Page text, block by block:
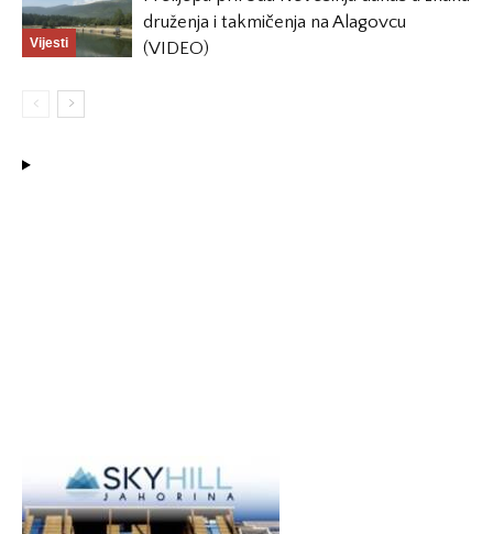
Vijesti
druženja i takmičenja na Alagovcu
(VIDEO)